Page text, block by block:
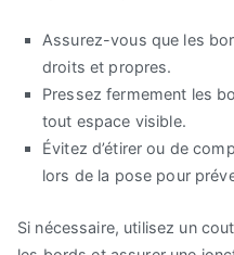
Assurez-vous que les
droits et propres.
Pressez fermement les
tout espace visible.
Évitez d’étirer ou de
lors de la pose pour
Si nécessaire, utilisez un